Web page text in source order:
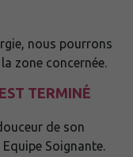
nous pourrons
zone concernée.
TERMINÉ
de son
Soignante.